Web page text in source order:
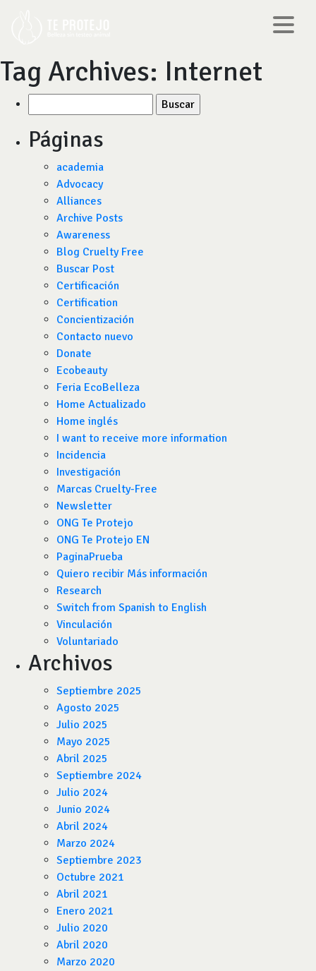
Tag Archives: Internet
por:
Páginas
academia
Advocacy
Alliances
Archive Posts
Awareness
Blog Cruelty Free
Buscar Post
Certificación
Certification
Concientización
Contacto nuevo
Donate
Ecobeauty
Feria EcoBelleza
Home Actualizado
Home inglés
I want to receive more information
Incidencia
Investigación
Marcas Cruelty-Free
Newsletter
ONG Te Protejo
ONG Te Protejo EN
PaginaPrueba
Quiero recibir Más información
Research
Switch from Spanish to English
Vinculación
Voluntariado
Archivos
Septiembre 2025
Agosto 2025
Julio 2025
Mayo 2025
Abril 2025
Septiembre 2024
Julio 2024
Junio 2024
Abril 2024
Marzo 2024
Septiembre 2023
Octubre 2021
Abril 2021
Enero 2021
Julio 2020
Abril 2020
Marzo 2020